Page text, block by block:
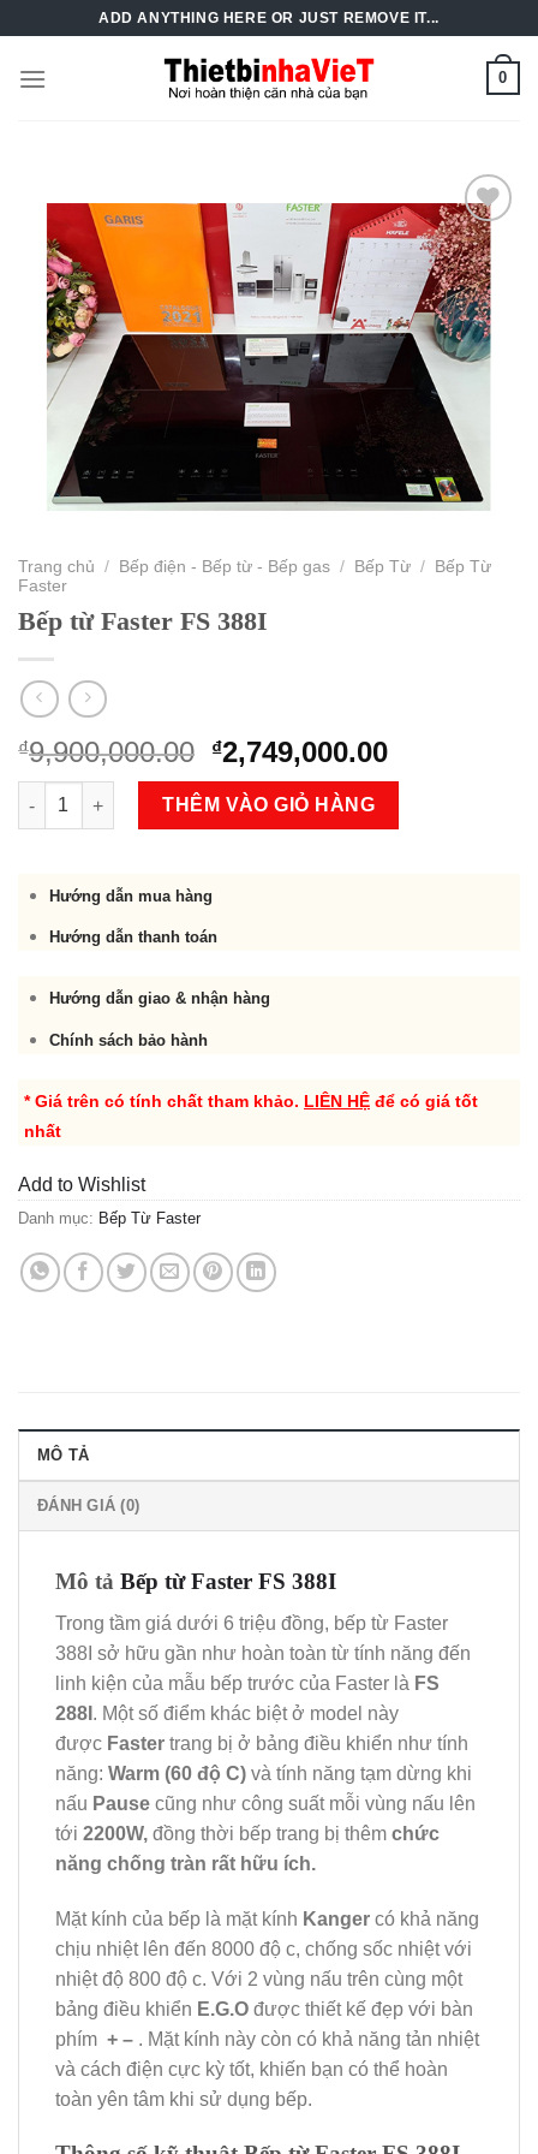
content
ADD ANYTHING HERE OR JUST REMOVE IT...
0
Add to
Wishlist
Trang chủ / Bếp điện - Bếp từ - Bếp gas / Bếp Từ / Bếp Từ
Faster
Bếp từ Faster FS 388I
₫9,900,000.00 Original
price
was:
₫9,900,000.00.
₫2,749,000.00Current
price
Bếp từ Faster FS 388I số lượng
THÊM VÀO GIỎ HÀNG
Hướng dẫn mua hàng
Hướng dẫn thanh toán
Hướng dẫn giao & nhận hàng
Chính sách bảo hành
* Giá trên có tính chất tham khảo. LIÊN HỆ để có giá tốt
nhất
Add to Wishlist
Danh mục: Bếp Từ Faster
MÔ TẢ
ĐÁNH GIÁ (0)
Mô tả Bếp từ Faster FS 388I
Trong tầm giá dưới 6 triệu đồng, bếp từ Faster
388I sở hữu gần như hoàn toàn từ tính năng đến
linh kiện của mẫu bếp trước của Faster là FS
288I . Một số điểm khác biệt ở model này
được Faster trang bị ở bảng điều khiển như tính
năng: Warm (60 độ C) và tính năng tạm dừng khi
nấu Pause cũng như công suất mỗi vùng nấu lên
tới 2200W, đồng thời bếp trang bị thêm chức
năng chống tràn rất hữu ích.
Mặt kính của bếp là mặt kính Kanger có khả năng
chịu nhiệt lên đến 8000 độ c, chống sốc nhiệt với
nhiệt độ 800 độ c. Với 2 vùng nấu trên cùng một
bảng điều khiển E.G.O được thiết kế đẹp với bàn
phím + – . Mặt kính này còn có khả năng tản nhiệt
và cách điện cực kỳ tốt, khiến bạn có thể hoàn
toàn yên tâm khi sử dụng bếp.